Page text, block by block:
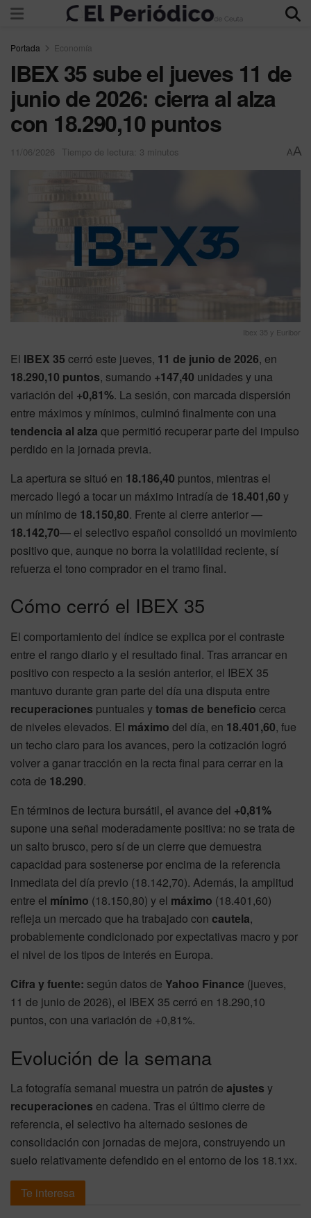
Portada Economía
IBEX 35 sube el jueves 11 de
junio de 2026: cierra al alza
con 18.290,10 puntos
11/06/2026 Tiempo de lectura: 3 minutos AA
Ibex 35 y Euribor
El IBEX 35 cerró este jueves, 11 de junio de 2026, en
18.290,10 puntos, sumando +147,40 unidades y una
variación del +0,81%. La sesión, con marcada dispersión
entre máximos y mínimos, culminó finalmente con una
tendencia al alza que permitió recuperar parte del impulso
perdido en la jornada previa.
La apertura se situó en 18.186,40 puntos, mientras el
mercado llegó a tocar un máximo intradía de 18.401,60 y
un mínimo de 18.150,80. Frente al cierre anterior —
18.142,70— el selectivo español consolidó un movimiento
positivo que, aunque no borra la volatilidad reciente, sí
refuerza el tono comprador en el tramo final.
Cómo cerró el IBEX 35
El comportamiento del índice se explica por el contraste
entre el rango diario y el resultado final. Tras arrancar en
positivo con respecto a la sesión anterior, el IBEX 35
mantuvo durante gran parte del día una disputa entre
recuperaciones puntuales ytomas de beneficio cerca
de niveles elevados. El máximo del día, en 18.401,60, fue
un techo claro para los avances, pero la cotización logró
volver a ganar tracción en la recta final para cerrar en la
cota de 18.290.
En términos de lectura bursátil, el avance del +0,81%
supone una señal moderadamente positiva: no se trata de
un salto brusco, pero sí de un cierre que demuestra
capacidad para sostenerse por encima de la referencia
inmediata del día previo (18.142,70). Además, la amplitud
entre el mínimo (18.150,80) y el máximo (18.401,60)
refleja un mercado que ha trabajado con cautela,
probablemente condicionado por expectativas macro y por
el nivel de los tipos de interés en Europa.
Cifra y fuente: según datos de Yahoo Finance (jueves,
11 de junio de 2026), el IBEX 35 cerró en 18.290,10
puntos, con una variación de +0,81%.
Evolución de la semana
La fotografía semanal muestra un patrón de ajustes y
recuperaciones en cadena. Tras el último cierre de
referencia, el selectivo ha alternado sesiones de
consolidación con jornadas de mejora, construyendo un
suelo relativamente defendido en el entorno de los 18.1xx.
Te interesa